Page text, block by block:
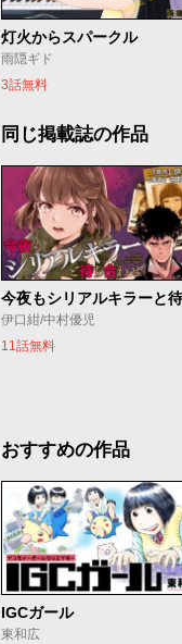
灯火からスパークル
雨隠ギド
3話無料
同じ掲載誌の作品
伊口紺/中村優児
11話無料
おすすめの作品
IGCガール
東和広